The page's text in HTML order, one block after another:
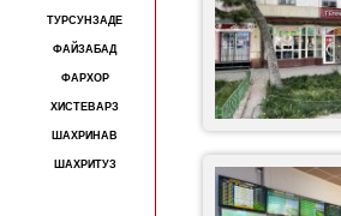
ТУРСУНЗАДЕ
ФАЙЗАБАД
ФАРХОР
ХИСТЕВАРЗ
ШАХРИНАВ
ШАХРИТУЗ